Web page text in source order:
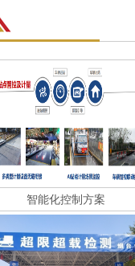
智能化控制方案